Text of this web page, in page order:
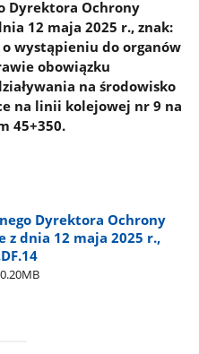
Dyrektora Ochrony
12 maja 2025 r., znak:
o wystąpieniu do organów
obowiązku
na środowisko
na linii kolejowej nr 9 na
45+350.
Dyrektora Ochrony
z dnia 12 maja 2025 r.,
0.20MB